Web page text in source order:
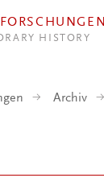
HISTORY
Archiv